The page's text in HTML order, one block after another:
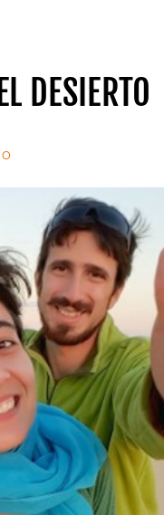
DESIERTO